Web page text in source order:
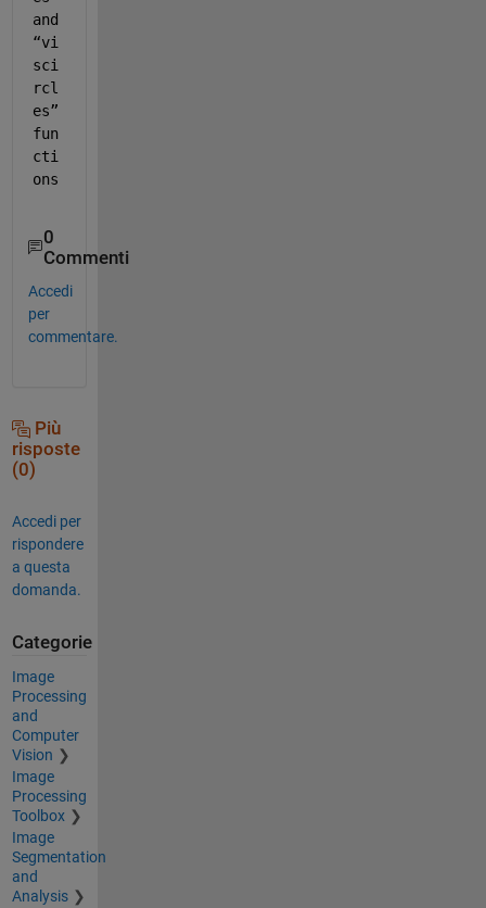
and
“vi
sci
rcl
es”
fun
cti
ons
0
Commenti
Accedi
per
commentare.
Più
risposte
(0)
Accedi per
rispondere
a questa
domanda.
Categorie
Image
Processing
and
Computer
Vision
Image
Processing
Toolbox
Image
Segmentation
and
Analysis